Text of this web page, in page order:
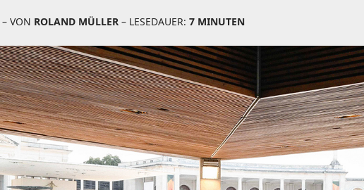
– VON ROLAND MÜLLER – LESEDAUER: 7 MINUTEN